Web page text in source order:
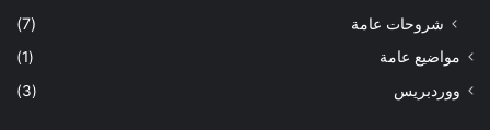
شروحات عامة
(7)
مواضيع عامة
(1)
ووردبريس
(3)